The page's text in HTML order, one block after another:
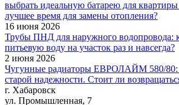
выбрать идеальную батарею для
лучшее время для замены отопления?
16 июня 2026
Трубы ПНД для наружного водопровода:
питьевую воду на участок раз и навсегда?
2 июня 2026
Чугунные радиаторы ЕВРОЛАЙМ 580/80:
старой надежности. Стоит ли
г. Хабаровск
ул. Промышленная, 7